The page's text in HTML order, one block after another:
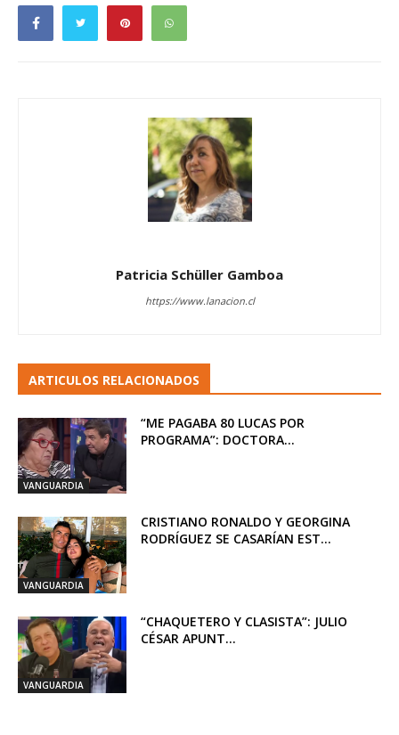
Patricia Schüller Gamboa
https://www.lanacion.cl
ARTICULOS RELACIONADOS
VANGUARDIA
“ME PAGABA 80 LUCAS POR
PROGRAMA”: DOCTORA...
VANGUARDIA
CRISTIANO RONALDO Y GEORGINA
RODRÍGUEZ SE CASARÍAN EST...
VANGUARDIA
“CHAQUETERO Y CLASISTA”: JULIO
CÉSAR APUNT...